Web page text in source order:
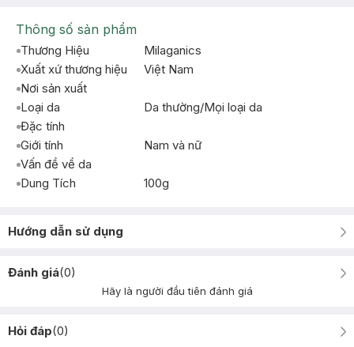
Thông số sản phẩm
Thương Hiệu
Milaganics
Xuất xứ thương hiệu
Việt Nam
Nơi sản xuất
Loại da
Da thường/Mọi loại da
Đặc tính
Giới tính
Nam và nữ
Vấn đề về da
Dung Tích
100g
Hướng dẫn sử dụng
Đánh giá(0)
Hãy là người đầu tiên đánh giá
Hỏi đáp(0)